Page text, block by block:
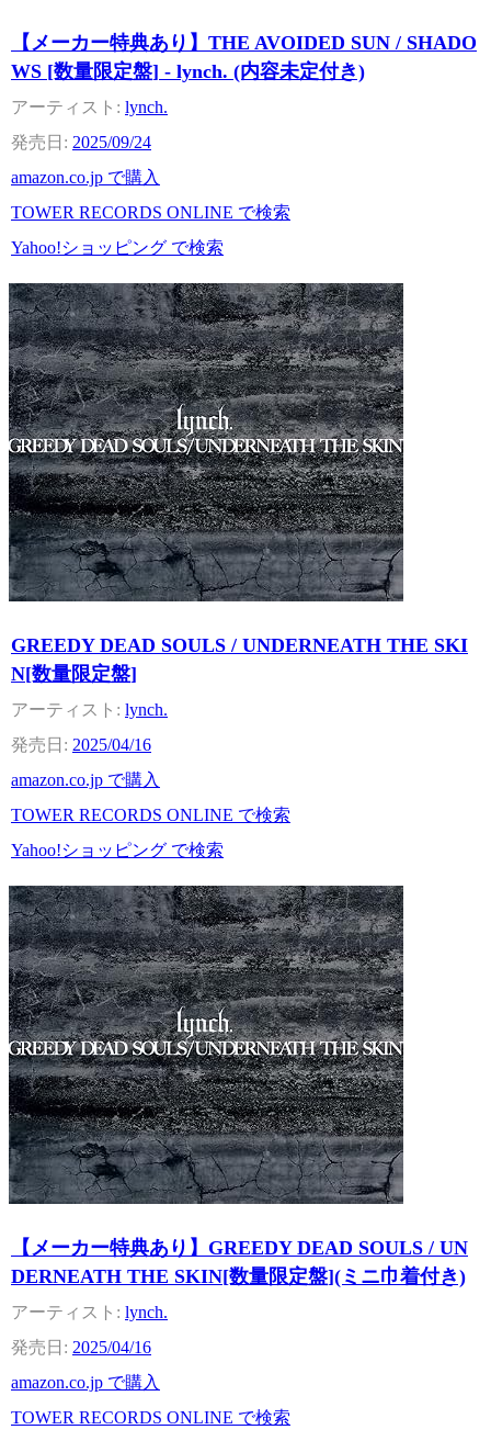
【メーカー特典あり】THE AVOIDED SUN / SHADO
WS [数量限定盤] - lynch. (内容未定付き)
lynch.
2025/09/24
amazon.co.jp で購入
TOWER RECORDS ONLINE で検索
Yahoo!ショッピング で検索
GREEDY DEAD SOULS / UNDERNEATH THE SKI
N[数量限定盤]
lynch.
2025/04/16
amazon.co.jp で購入
TOWER RECORDS ONLINE で検索
Yahoo!ショッピング で検索
【メーカー特典あり】GREEDY DEAD SOULS / UN
DERNEATH THE SKIN[数量限定盤](ミニ巾着付き)
lynch.
2025/04/16
amazon.co.jp で購入
TOWER RECORDS ONLINE で検索